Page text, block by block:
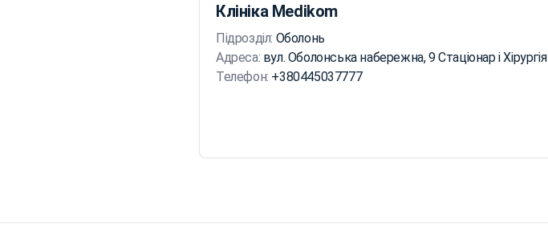
Клініка Medikom
Підрозділ: Оболонь
Адреса: вул. Оболонська набережна, 9 Стаціонар і Хірургія
Телефон: +380445037777